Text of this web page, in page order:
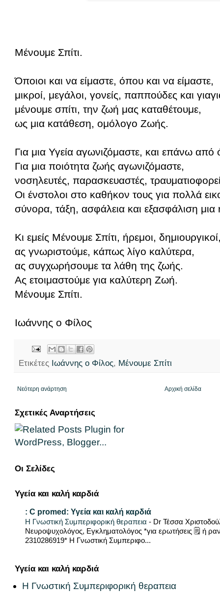
Μένουμε Σπίτι.
Όποιοι και να είμαστε, όπου και να είμαστε,
μικροί, μεγάλοι, γονείς, παππούδες και
μένουμε σπίτι, την ζωή μας καταθέτουμε,
ως μια κατάθεση, ομόλογο Ζωής.
Για μια Υγεία αγωνιζόμαστε, και επάνω από
Για μια ποιότητα ζωής αγωνιζόμαστε,
νοσηλευτές, παρασκευαστές,
Οι ένστολοι στο καθήκον τους για πολλά
σύνορα, τάξη, ασφάλεια και εξασφάλιση
Κι εμείς Μένουμε Σπίτι, ήρεμοι,
ας γνωριστούμε, κάπως λίγο καλύτερα,
ας συγχωρήσουμε τα λάθη της ζωής.
Ας ετοιμαστούμε για καλύτερη Ζωή.
Μένουμε Σπίτι.
Ιωάννης ο Φίλος
Ετικέτες Ιωάννης ο Φίλος, Μένουμε Σπίτι
Νεότερη ανάρτηση Αρχική σελίδα
Σχετικές Αναρτήσεις
Οι Σελίδες
Υγεία και καλή καρδιά
: C promed: Υγεία και καλή καρδιά
Η Γνωστική Συμπεριφορική θεραπεια - Dr Τέσσα
Νευροψυχολόγος, Εγκληματολόγος *για ερωτήσεις 🗒 ή
2310286919* Η Γνωστική Συμπεριφο...
Υγεία και καλή καρδιά
Η Γνωστική Συμπεριφορική θεραπεια